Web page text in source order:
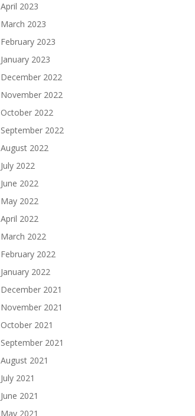
April 2023
March 2023
February 2023
January 2023
December 2022
November 2022
October 2022
September 2022
August 2022
July 2022
June 2022
May 2022
April 2022
March 2022
February 2022
January 2022
December 2021
November 2021
October 2021
September 2021
August 2021
July 2021
June 2021
May 2021